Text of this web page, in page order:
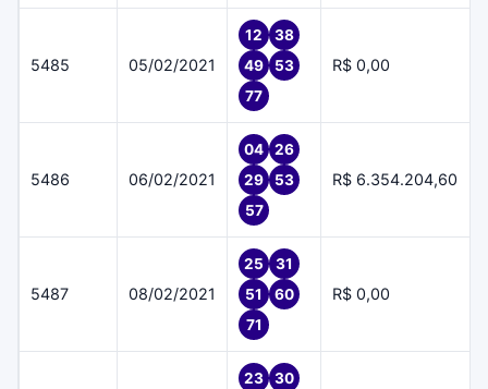
5485 05/02/2021
12
38
49
53
77
R$ 0,00
5486 06/02/2021
04
26
29
53
57
R$ 6.354.204,60
5487 08/02/2021
25
31
51
60
71
R$ 0,00
23
30